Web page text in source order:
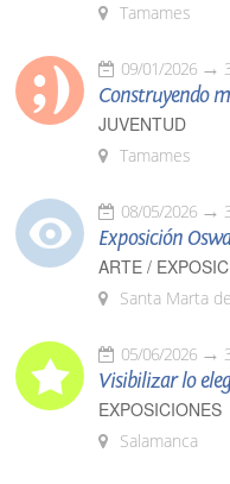
Tamames
09/01/2026
Construyendo
JUVENTUD
Tamames
08/05/2026
Exposición
ARTE /
Santa Marta
05/06/2026
Visibilizar lo
EXPOSICIONES
Salamanca